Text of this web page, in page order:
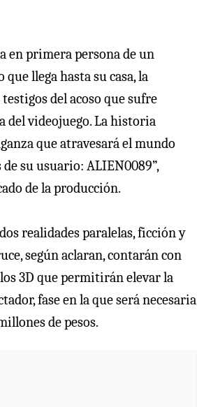
en primera persona de un
llega hasta su casa, la
del acoso que sufre
del videojuego. La historia
que atravesará el mundo
su usuario: ALIEN0089”,
de la producción.
realidades paralelas, ficción y
según aclaran, contarán con
3D que permitirán elevar la
fase en la que será necesaria
de pesos.